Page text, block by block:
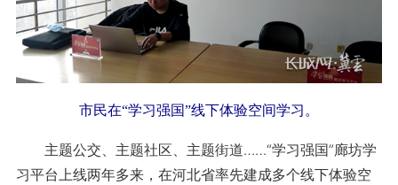
市民在“学习强国”线下体验空间学习。
主题公交、主题社区、主题街道……“学习强国”廊坊学
习平台上线两年多来，在河北省率先建成多个线下体验空